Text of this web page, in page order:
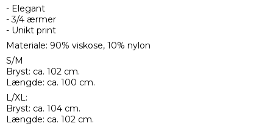
- Elegant
- 3/4 ærmer
- Unikt print
Materiale: 90% viskose, 10% nylon
S/M
Bryst: ca. 102 cm.
Længde: ca. 100 cm.
L/XL:
Bryst: ca. 104 cm.
Længde: ca. 102 cm.